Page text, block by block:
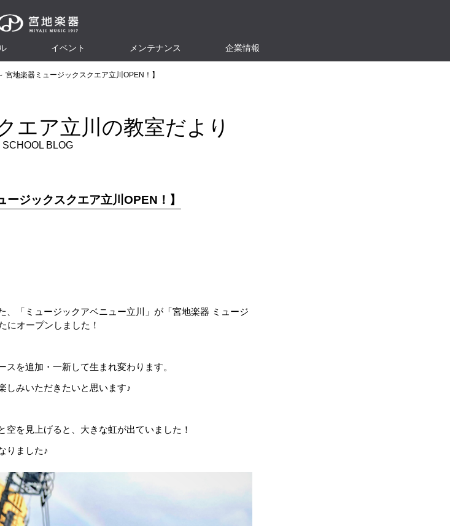
イベント メンテナンス 企業情報
宮地楽器ミュージックスクエア立川OPEN！】
エア立川の教室だより
SCHOOL BLOG
ージックスクエア立川OPEN！】
、「ミュージックアベニュー立川」が「宮地楽器 ミュージ
にオープンしました！
を追加・一新して生まれ変わります。
しみいただきたいと思います♪
を見上げると、大きな虹が出ていました！
りました♪